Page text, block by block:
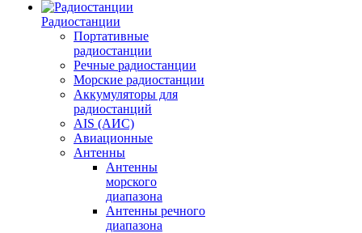
Радиостанции
Портативные
радиостанции
Речные радиостанции
Морские радиостанции
Аккумуляторы для
радиостанций
AIS (АИС)
Авиационные
Антенны
Антенны
морского
диапазона
Антенны речного
диапазона